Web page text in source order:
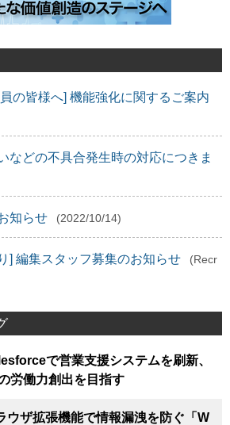
の皆様へ] 機能強化に関するご案内
などの不具合発生時の対応につきま
知らせ (2022/10/14)
] 編集スタッフ募集のお知らせ
(Recr
で営業支援システムを刷新、
労働力創出を目指す
ウザ拡張機能で情報漏洩を防ぐ「W